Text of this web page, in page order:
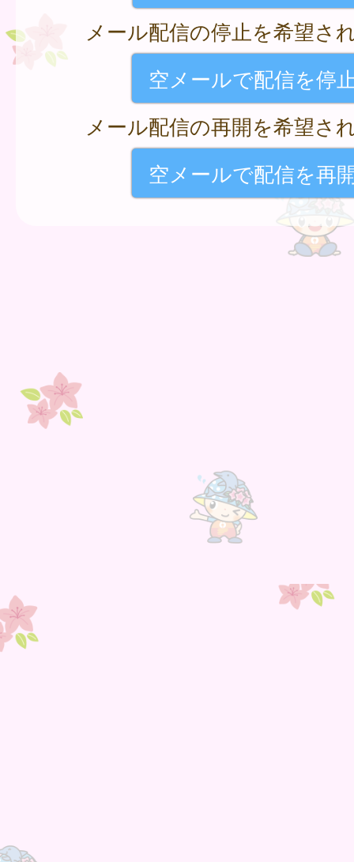
メール配信の停止を希望さ
空メールで配信を停
メール配信の再開を希望さ
空メールで配信を再